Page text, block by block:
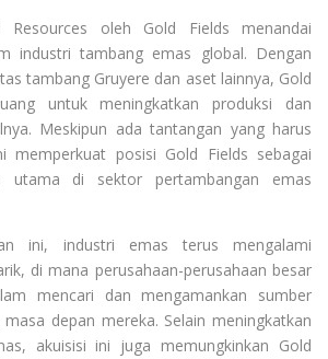
Resources oleh Gold Fields menandai
industri tambang emas global. Dengan
tambang Gruyere dan aset lainnya, Gold
untuk meningkatkan produksi dan
Meskipun ada tantangan yang harus
memperkuat posisi Gold Fields sebagai
utama di sektor pertambangan emas
ini, industri emas terus mengalami
di mana perusahaan-perusahaan besar
mencari dan mengamankan sumber
depan mereka. Selain meningkatkan
akuisisi ini juga memungkinkan Gold